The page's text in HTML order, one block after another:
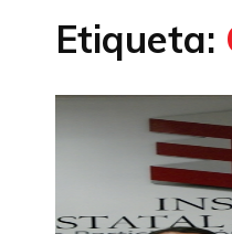
Etiqueta: